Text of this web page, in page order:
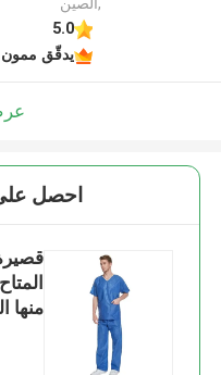
5.0
يدقّق ممون
احصل
منها